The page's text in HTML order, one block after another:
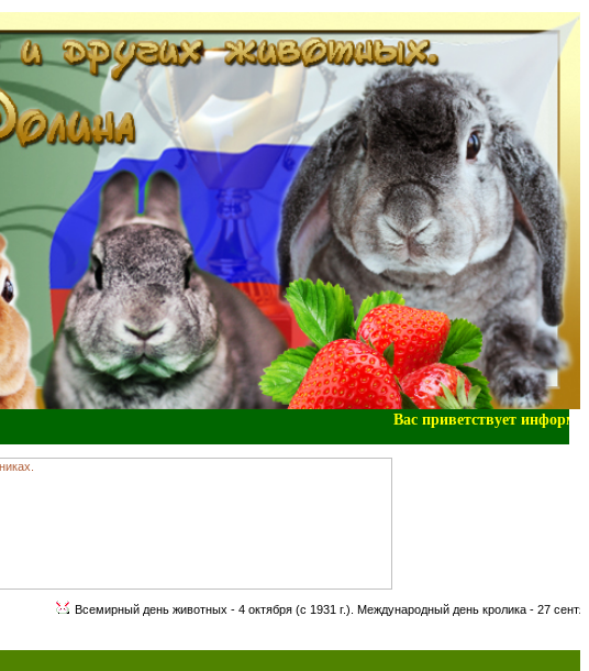
Вас приветствует
Всемирный день животных - 4 октября (с 1931 г.). Международный день кролика - 27 сентября! День